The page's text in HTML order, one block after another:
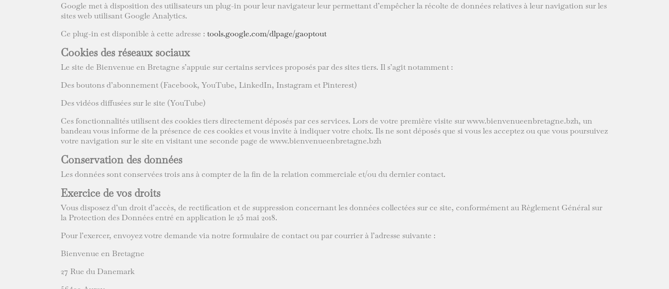
Google met à disposition des utilisateurs un plug-in pour leur navigateur leur permettant d’empêcher la récolte de données relatives à leur navigation sur les
sites web utilisant Google Analytics.
Ce plug-in est disponible à cette adresse : tools.google.com/dlpage/gaoptout
Cookies des réseaux sociaux
Le site de Bienvenue en Bretagne s’appuie sur certains services proposés par des sites tiers. Il s’agit notamment :
Des boutons d’abonnement (Facebook, YouTube, LinkedIn, Instagram et Pinterest)
Des vidéos diffusées sur le site (YouTube)
Ces fonctionnalités utilisent des cookies tiers directement déposés par ces services. Lors de votre première visite sur www.bienvenueenbretagne.bzh, un
bandeau vous informe de la présence de ces cookies et vous invite à indiquer votre choix. Ils ne sont déposés que si vous les acceptez ou que vous poursuivez
votre navigation sur le site en visitant une seconde page de www.bienvenueenbretagne.bzh
Conservation des données
Les données sont conservées trois ans à compter de la fin de la relation commerciale et/ou du dernier contact.
Exercice de vos droits
Vous disposez d’un droit d’accès, de rectification et de suppression concernant les données collectées sur ce site, conformément au Règlement Général sur
la Protection des Données entré en application le 25 mai 2018.
Pour l’exercer, envoyez votre demande via notre formulaire de contact ou par courrier à l’adresse suivante :
Bienvenue en Bretagne
27 Rue du Danemark